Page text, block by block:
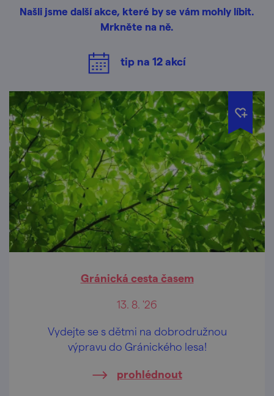
Našli jsme další akce, které by se vám mohly líbit.
Mrkněte na ně.
tip na 12akcí
Gránická cesta časem
13. 8. '26
Vydejte se s dětmi na dobrodružnou
výpravu do Gránického lesa!
prohlédnout